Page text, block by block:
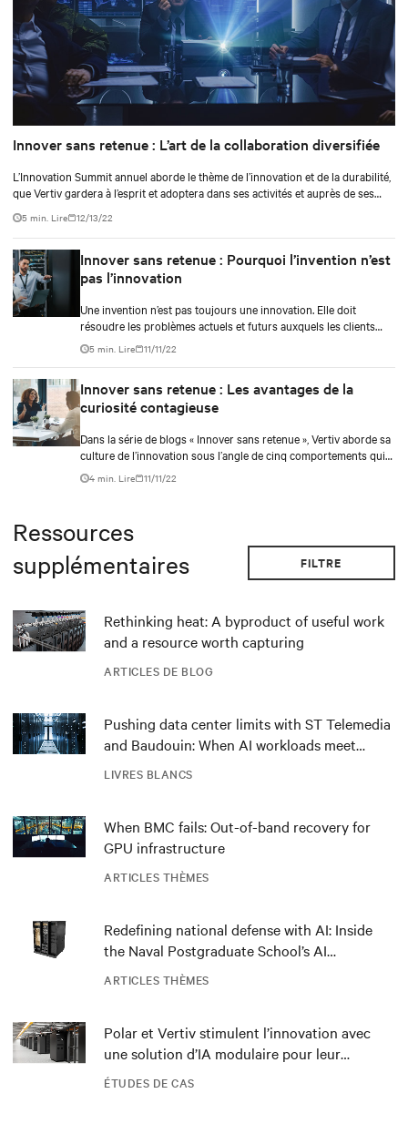
Innover sans retenue : L’art de la collaboration diversifiée
L’Innovation Summit annuel aborde le thème de l’innovation et de la durabilité,
que Vertiv gardera à l’esprit et adoptera dans ses activités et auprès de ses
5 min. Lire 12/13/22
Innover sans retenue : Pourquoi l’invention n’est
pas l’innovation
Une invention n’est pas toujours une innovation. Elle doit
résoudre les problèmes actuels et futurs auxquels les clients
pourraient être confrontés et contribuer à leur faciliter la vie.
5 min. Lire 11/11/22
Innover sans retenue : Les avantages de la
curiosité contagieuse
Dans la série de blogs « Innover sans retenue », Vertiv aborde sa
culture de l’innovation sous l’angle de cinq comportements qui
apportent de nouvelles idées.
4 min. Lire 11/11/22
Ressources
supplémentaires
FILTRE
ARTICLES DE BLOG
Rethinking heat: A byproduct of useful work
and a resource worth capturing
LIVRES BLANCS
Pushing data center limits with ST Telemedia
and Baudouin: When AI workloads meet
ARTICLES THÈMES
When BMC fails: Out-of-band recovery for
GPU infrastructure
ARTICLES THÈMES
Redefining national defense with AI: Inside
the Naval Postgraduate School’s AI
infrastructure deployment
ÉTUDES DE CAS
Polar et Vertiv stimulent l’innovation avec
une solution d’IA modulaire pour leur
datacenter DRA01 en Norvège